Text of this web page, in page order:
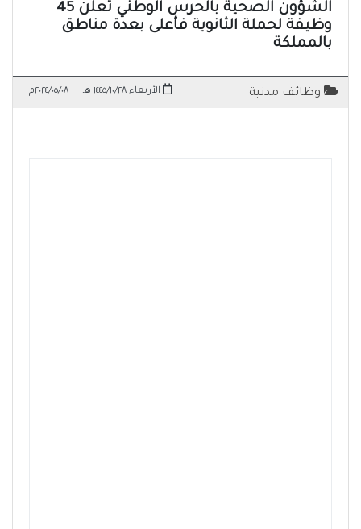
الشؤون الصحية بالحرس الوطني تعلن 45
وظيفة لحملة الثانوية فأعلى بعدة مناطق
بالمملكة
وظائف مدنية الأربعاء ١٤٤٥/١٠/٢٨ هـ - ٢٠٢٤/٠٥/٠٨م